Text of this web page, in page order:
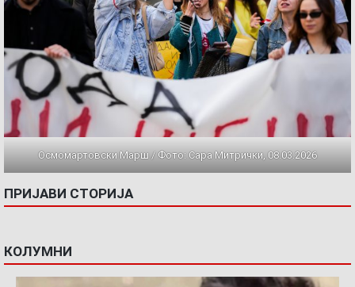
Осмомартовски Марш / Фото: Сара Митрички, 08.03.2026
ПРИЈАВИ СТОРИЈА
КОЛУМНИ